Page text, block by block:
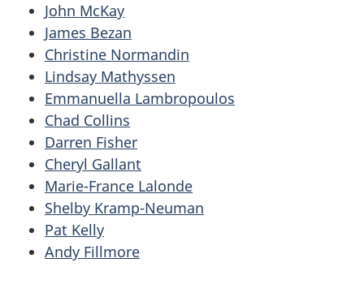
John McKay
James Bezan
Christine Normandin
Lindsay Mathyssen
Emmanuella Lambropoulos
Chad Collins
Darren Fisher
Cheryl Gallant
Marie-France Lalonde
Shelby Kramp-Neuman
Pat Kelly
Andy Fillmore